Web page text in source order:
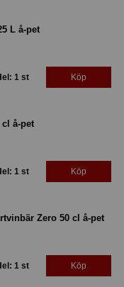
L å-pet
1 st Köp
å-pet
1 st Köp
Zero 50 cl å-pet
1 st Köp